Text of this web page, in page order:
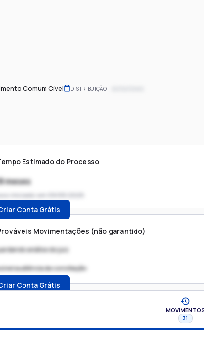
Comum Cível DISTRIBUIÇÃO
Estimado do Processo
meses
iniciado em
Conta Grátis
Movimentações (não garantido)
análise do juiz
audiência de conciliação
Conta Grátis
MOVIMENTOS
31